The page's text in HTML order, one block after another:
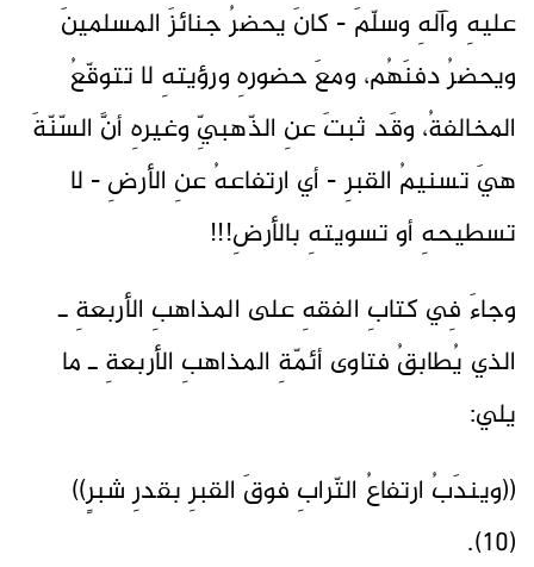
عليهِ وآلهِ وسلّمَ - كانَ يحضرُ جنائزَ المسلمينَ
ويحضرُ دفنَهُم، ومعَ حضورهِ ورؤيتهِ لا تتوقّعُ
المخالفةُ، وقَد ثبتَ عنِ الذّهبيِّ وغيرهِ أنَّ السّنّةَ
هيَ تسنيمُ القبرِ - أي ارتفاعهُ عنِ الأرضِ - لا
تسطيحهِ أو تسويتهِ بالأرضِ!!!
وجاءَ فِي كتابِ الفقهِ على المذاهبِ الأربعةِ ـ
الذي يُطابقُ فتاوى أئمّةِ المذاهبِ الأربعةِ ـ ما
يلي:
((ويندَبُ ارتفاعُ التّرابِ فوقَ القبرِ بقدرِ شبرٍ))
(10).